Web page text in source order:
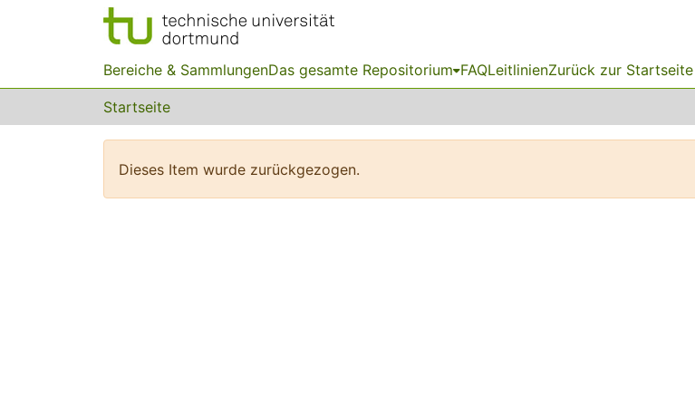
Bereiche & SammlungenDas gesamte Repositorium FAQLeitlinienZurück zur Startseite
Startseite
Dieses Item wurde zurückgezogen.